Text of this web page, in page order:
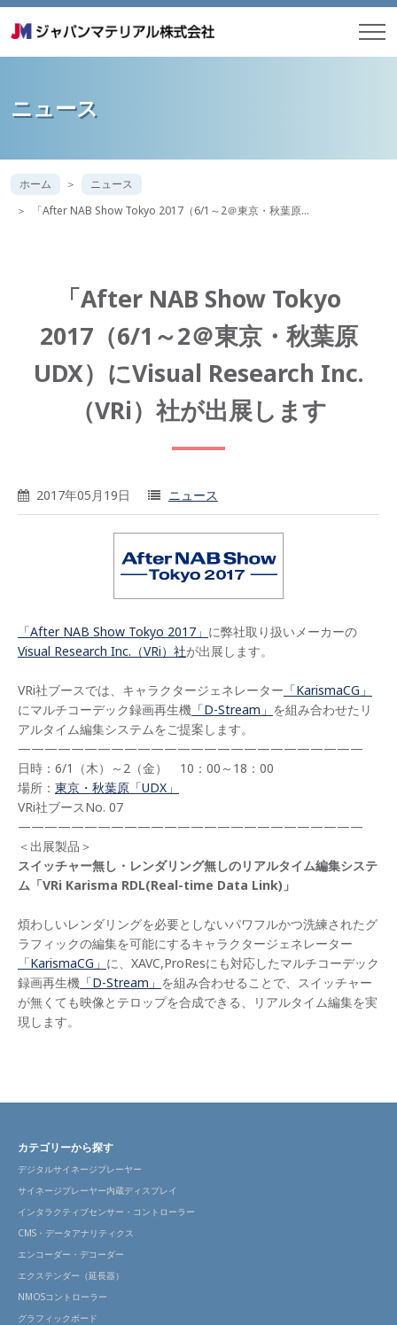
ニュース
ホーム
ニュース
「After NAB Show Tokyo 2017（6/1～2＠東京・秋葉原…
「After NAB Show Tokyo
2017（6/1～2＠東京・秋葉原
UDX）にVisual Research Inc.
（VRi）社が出展します
2017年05月19日 ニュース
「After NAB Show Tokyo 2017」 に弊社取り扱いメーカーの
Visual Research Inc.（VRi）社が出展します。
VRi社ブースでは、キャラクタージェネレーター 「KarismaCG」
にマルチコーデック録画再生機 「D-Stream」 を組み合わせたリ
アルタイム編集システムをご提案します。
——————————————————————————
日時：6/1（木）～2（金） 10：00～18：00
場所： 東京・秋葉原「UDX」
VRi社ブースNo. 07
——————————————————————————
＜出展製品＞
スイッチャー無し・レンダリング無しのリアルタイム編集システ
ム「VRi Karisma RDL(Real-time Data Link)」
煩わしいレンダリングを必要としないパワフルかつ洗練されたグ
ラフィックの編集を可能にするキャラクタージェネレーター
「KarismaCG」 に、XAVC,ProResにも対応したマルチコーデック
録画再生機 「D-Stream」 を組み合わせることで、スイッチャー
が無くても映像とテロップを合成できる、リアルタイム編集を実
現します。
カテゴリーから探す
デジタルサイネージプレーヤー
サイネージプレーヤー内蔵ディスプレイ
インタラクティブセンサー・コントローラー
CMS・データアナリティクス
エンコーダー・デコーダー
エクステンダー（延長器）
NMOSコントローラー
グラフィックボード